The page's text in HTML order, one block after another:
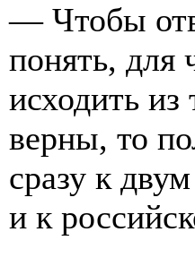
— Чтобы
понять, для
исходить
верны, то
сразу к
и к